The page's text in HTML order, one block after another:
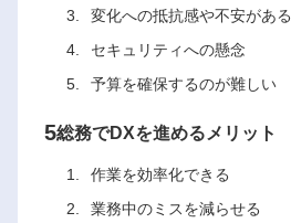
変化への抵抗感や不安がある
セキュリティへの懸念
予算を確保するのが難しい
5総務でDXを進めるメリット
作業を効率化できる
業務中のミスを減らせる